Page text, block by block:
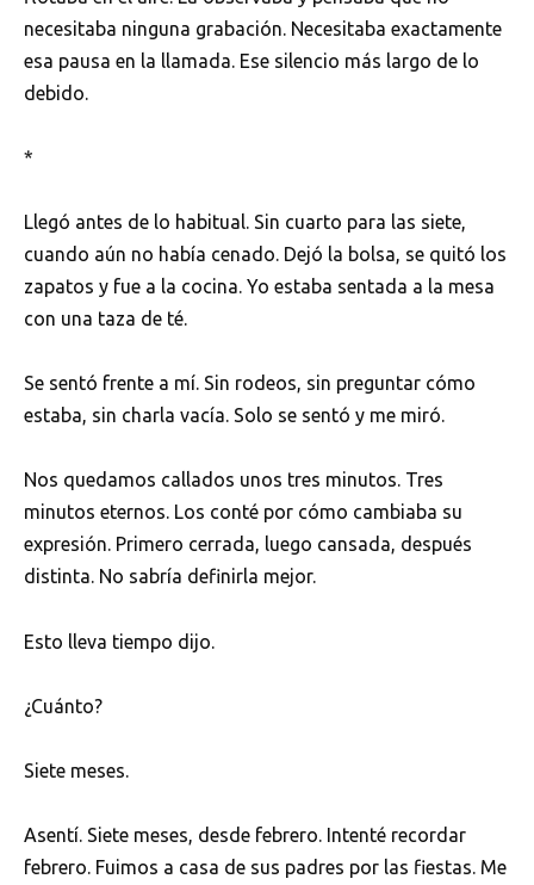
necesitaba ninguna grabación. Necesitaba exactamente
esa pausa en la llamada. Ese silencio más largo de lo
debido.
*
Llegó antes de lo habitual. Sin cuarto para las siete,
cuando aún no había cenado. Dejó la bolsa, se quitó los
zapatos y fue a la cocina. Yo estaba sentada a la mesa
con una taza de té.
Se sentó frente a mí. Sin rodeos, sin preguntar cómo
estaba, sin charla vacía. Solo se sentó y me miró.
Nos quedamos callados unos tres minutos. Tres
minutos eternos. Los conté por cómo cambiaba su
expresión. Primero cerrada, luego cansada, después
distinta. No sabría definirla mejor.
Esto lleva tiempo dijo.
¿Cuánto?
Siete meses.
Asentí. Siete meses, desde febrero. Intenté recordar
febrero. Fuimos a casa de sus padres por las fiestas. Me